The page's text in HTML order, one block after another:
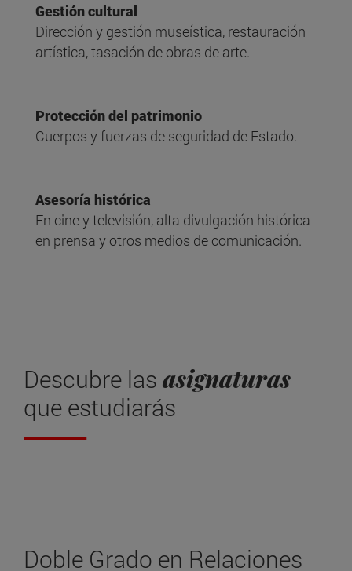
Gestión cultural
Dirección y gestión museística, restauración
artística, tasación de obras de arte.
Protección del patrimonio
Cuerpos y fuerzas de seguridad de Estado.
Asesoría histórica
En cine y televisión, alta divulgación histórica
en prensa y otros medios de comunicación.
Descubre las asignaturas
que estudiarás
Doble Grado en Relaciones